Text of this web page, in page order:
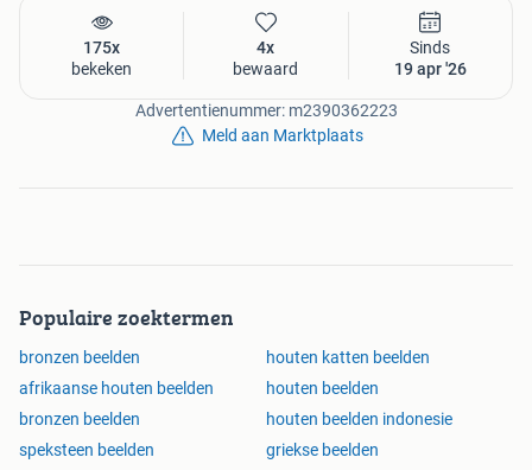
175x
bekeken
4x
bewaard
Sinds
19 apr '26
Advertentienummer: m2390362223
Meld aan Marktplaats
Populaire zoektermen
bronzen beelden
houten katten beelden
afrikaanse houten beelden
houten beelden
bronzen beelden
houten beelden indonesie
speksteen beelden
griekse beelden